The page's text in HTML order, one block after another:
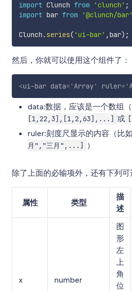
import Clunch from 'clunch' ;
import bar from '@clunch/bar'
Clunch .series( 'ui-bar' , bar) ;
然后，你就可以使用这个组件了：
<ui-bar data= ' Array' ruler= '
data:数据，应该是一个数组（
[1,22,3],[1,2,63],...] 或
ruler:刻度尺显示的内容（比如
月","三月",...]
）
除了上面的必输项外，还有下列可
属性 类型
描
述
x number
图
形
左
上
角
位